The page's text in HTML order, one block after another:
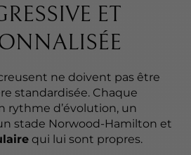
ET
ne doivent pas être
standardisée. Chaque
rythme d’évolution, un
stade Norwood-Hamilton et
qui lui sont propres.